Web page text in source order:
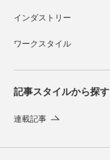
インダストリー
ワークスタイル
記事スタイルから探す
連載記事